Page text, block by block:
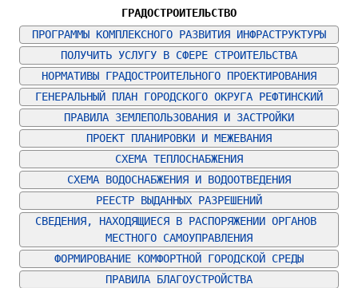
ГРАДОСТРОИТЕЛЬСТВО
ПРОГРАММЫ КОМПЛЕКСНОГО РАЗВИТИЯ ИНФРАСТРУКТУРЫ
ПОЛУЧИТЬ УСЛУГУ В СФЕРЕ СТРОИТЕЛЬСТВА
НОРМАТИВЫ ГРАДОСТРОИТЕЛЬНОГО ПРОЕКТИРОВАНИЯ
ГЕНЕРАЛЬНЫЙ ПЛАН ГОРОДСКОГО ОКРУГА РЕФТИНСКИЙ
ПРАВИЛА ЗЕМЛЕПОЛЬЗОВАНИЯ И ЗАСТРОЙКИ
ПРОЕКТ ПЛАНИРОВКИ И МЕЖЕВАНИЯ
СХЕМА ТЕПЛОСНАБЖЕНИЯ
СХЕМА ВОДОСНАБЖЕНИЯ И ВОДООТВЕДЕНИЯ
РЕЕСТР ВЫДАННЫХ РАЗРЕШЕНИЙ
СВЕДЕНИЯ, НАХОДЯЩИЕСЯ В РАСПОРЯЖЕНИИ ОРГАНОВ
МЕСТНОГО САМОУПРАВЛЕНИЯ
ФОРМИРОВАНИЕ КОМФОРТНОЙ ГОРОДСКОЙ СРЕДЫ
ПРАВИЛА БЛАГОУСТРОЙСТВА